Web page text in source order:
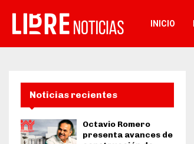
INICIO
Noticias recientes
Octavio Romero
presenta avances de